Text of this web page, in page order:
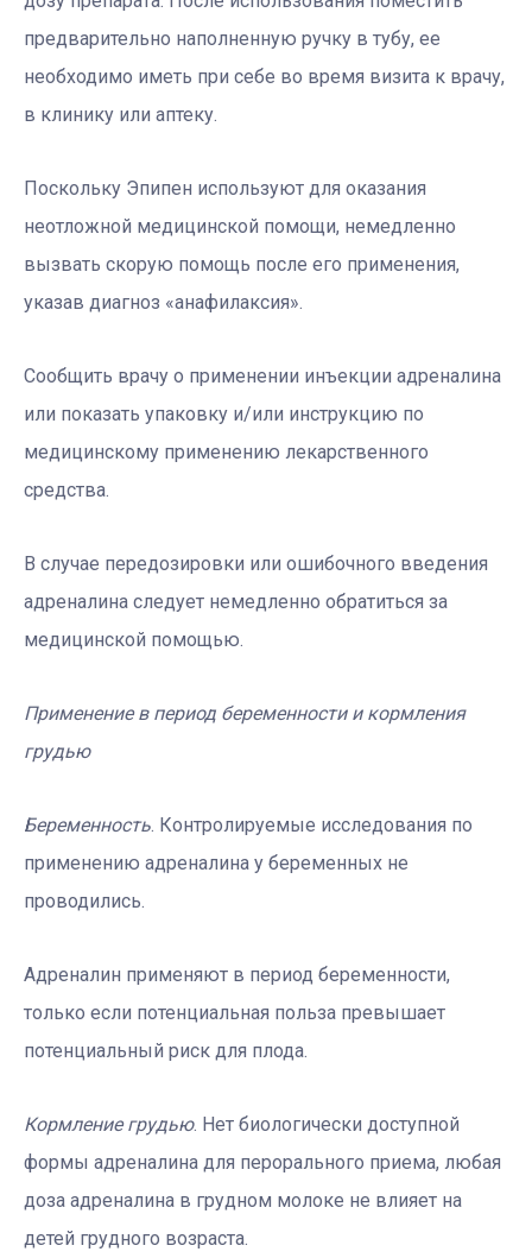
предварительно наполненную ручку в тубу, ее
необходимо иметь при себе во время визита к врачу,
в клинику или аптеку.
Поскольку Эпипен используют для оказания
неотложной медицинской помощи, немедленно
вызвать скорую помощь после его применения,
указав диагноз «анафилаксия».
Сообщить врачу о применении инъекции адреналина
или показать упаковку и/или инструкцию по
медицинскому применению лекарственного
средства.
В случае передозировки или ошибочного введения
адреналина следует немедленно обратиться за
медицинской помощью.
Применение в период беременности и кормления
грудью
Беременность . Контролируемые исследования по
применению адреналина у беременных не
проводились.
Адреналин применяют в период беременности,
только если потенциальная польза превышает
потенциальный риск для плода.
Кормление грудью. Нет биологически доступной
формы адреналина для перорального приема, любая
доза адреналина в грудном молоке не влияет на
детей грудного возраста.